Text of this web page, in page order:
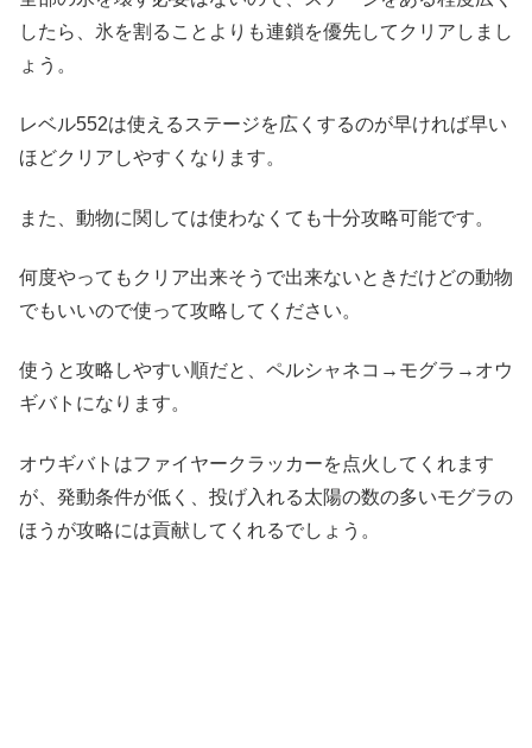
したら、氷を割ることよりも連鎖を優先してクリアしまし
ょう。
レベル552は使えるステージを広くするのが早ければ早い
ほどクリアしやすくなります。
また、動物に関しては使わなくても十分攻略可能です。
何度やってもクリア出来そうで出来ないときだけどの動物
でもいいので使って攻略してください。
使うと攻略しやすい順だと、ペルシャネコ→モグラ→オウ
ギバトになります。
オウギバトはファイヤークラッカーを点火してくれます
が、発動条件が低く、投げ入れる太陽の数の多いモグラの
ほうが攻略には貢献してくれるでしょう。